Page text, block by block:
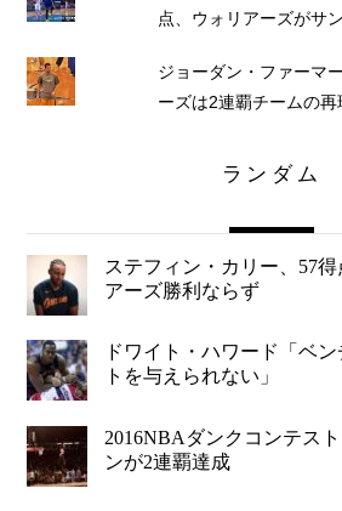
点、ウォリアーズがサ
ジョーダン・ファーマ
ーズは2連覇チームの再
ランダム
ステフィン・カリー、57
アーズ勝利ならず
ドワイト・ハワード「ベ
トを与えられない」
2016NBAダンクコンテス
ンが2連覇達成